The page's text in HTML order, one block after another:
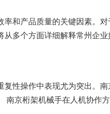
和产品质量的关键因素。
多个方面详细解释常州企业
性操作中表现尤为突出。
京桁架机械手在人机协作